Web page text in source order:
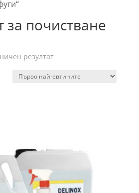
за почистване
резултат